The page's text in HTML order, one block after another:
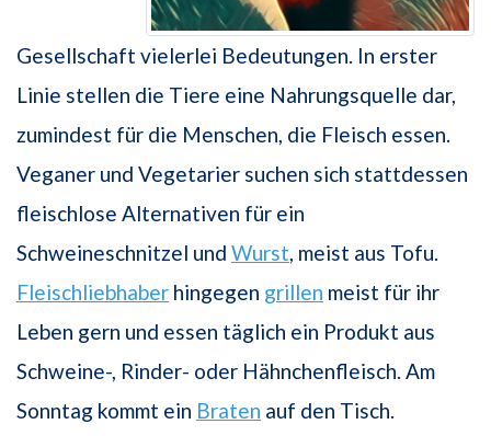
Gesellschaft vielerlei Bedeutungen. In erster
Linie stellen die Tiere eine Nahrungsquelle dar,
zumindest für die Menschen, die Fleisch essen.
Veganer und Vegetarier suchen sich stattdessen
fleischlose Alternativen für ein
Schweineschnitzel und Wurst, meist aus Tofu.
Fleischliebhaber hingegen grillen meist für ihr
Leben gern und essen täglich ein Produkt aus
Schweine-, Rinder- oder Hähnchenfleisch. Am
Sonntag kommt ein Braten auf den Tisch.